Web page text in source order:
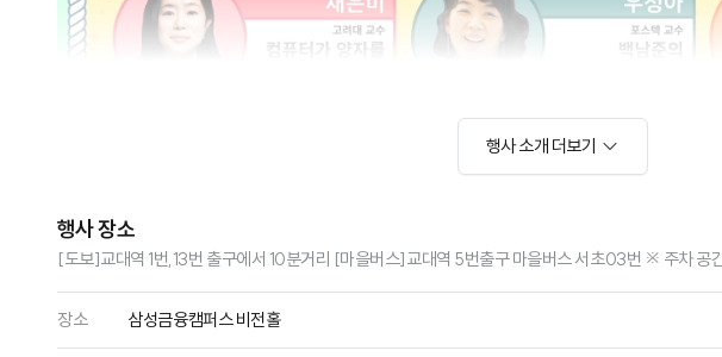
행사 소개 더보기
행사 장소
[도보]교대역 1번,13번 출구에서 10분거리 [마을버스]교대역 5번출구 마을버스 서초03번 ※ 주차 공
장소 삼성금융캠퍼스 비전홀